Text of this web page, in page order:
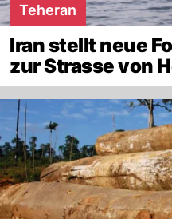
Teheran
Iran stellt neue
zur Strasse von